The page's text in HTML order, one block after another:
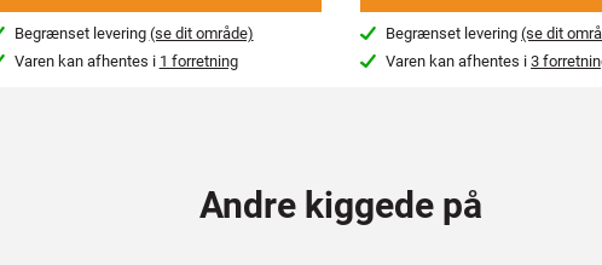
Begrænset levering (se dit område)
Varen kan afhentes i 1 forretning
Begrænset levering(se dit
Varen kan afhentes i3
Andre kiggede på